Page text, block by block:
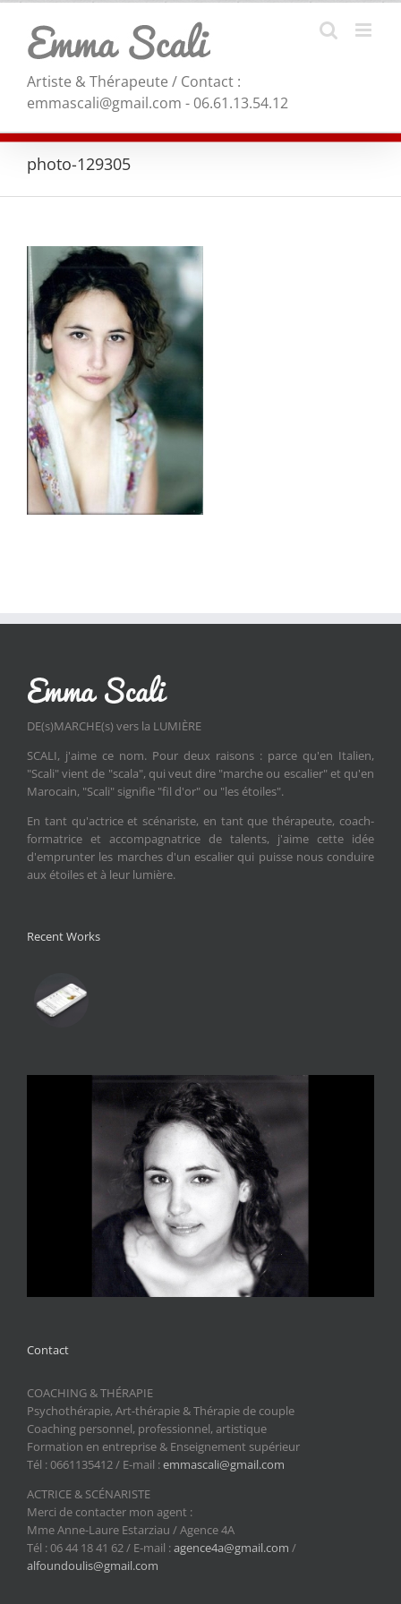
Skip
content
Artiste & Thérapeute / Contact :
emmascali@gmail.com - 06.61.13.54.12
photo-129305
DE(s)MARCHE(s) vers la LUMIÈRE
SCALI, j'aime ce nom. Pour deux raisons : parce qu'en Italien,
"Scali" vient de "scala", qui veut dire "marche ou escalier" et qu'en
Marocain, "Scali" signifie "fil d'or" ou "les étoiles".
En tant qu'actrice et scénariste, en tant que thérapeute, coach-
formatrice et accompagnatrice de talents, j'aime cette idée
d'emprunter les marches d'un escalier qui puisse nous conduire
aux étoiles et à leur lumière.
Recent Works
Contact
COACHING & THÉRAPIE
Psychothérapie, Art-thérapie & Thérapie de couple
Coaching personnel, professionnel, artistique
Formation en entreprise & Enseignement supérieur
Tél : 0661135412 / E-mail :emmascali@gmail.com
ACTRICE & SCÉNARISTE
Merci de contacter mon agent :
Mme Anne-Laure Estarziau / Agence 4A
Tél : 06 44 18 41 62 / E-mail :agence4a@gmail.com /
alfoundoulis@gmail.com